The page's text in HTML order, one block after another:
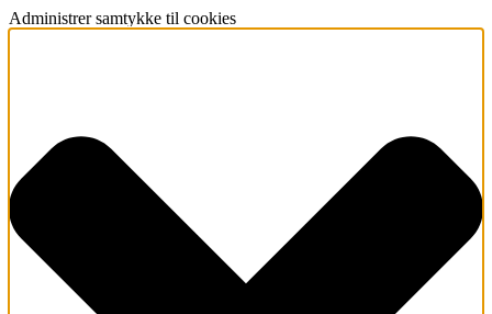
Administrer samtykke til cookies